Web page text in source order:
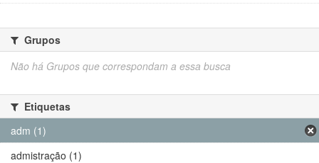
Grupos
Não há Grupos que correspondam a essa busca
Etiquetas
adm (1)
admistração (1)